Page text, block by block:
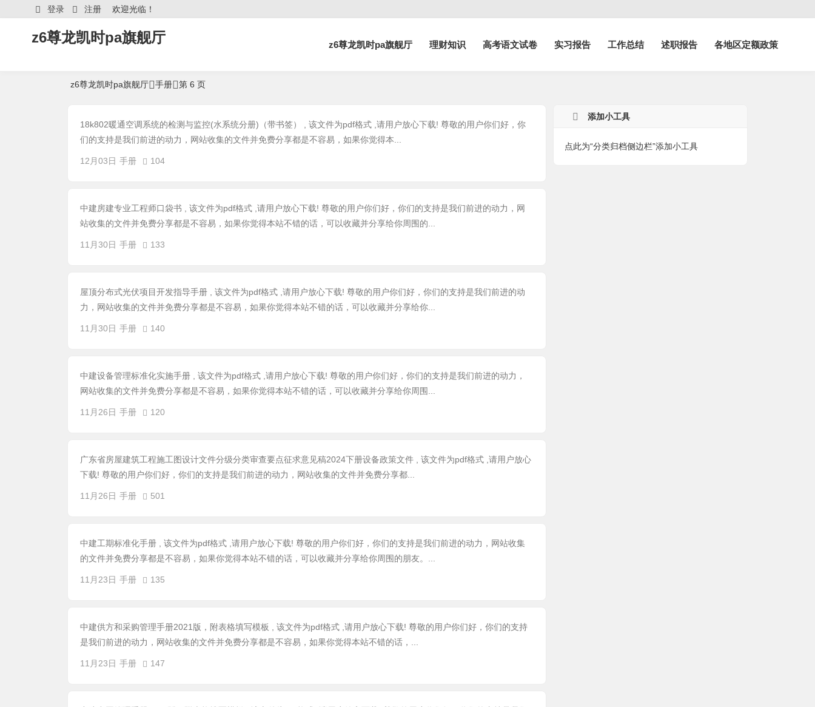
欢迎光临！
登录 注册
z6尊龙凯时pa旗舰厅 z6尊龙凯时pa旗舰厅 理财知识 高考语文试卷 实习报告 工作总结 述职报告 各地区定额政策
z6尊龙凯时pa旗舰厅 手册 第 6 页
18k802暖通空调系统的检测与监控(水系统分册)（带书签） , 该文件为pdf格式 ,请用户放心下载! 尊敬的用户你们好，你
们的支持是我们前进的动力，网站收集的文件并免费分享都是不容易，如果你觉得本...
12月03日 手册 104
中建房建专业工程师口袋书 , 该文件为pdf格式 ,请用户放心下载! 尊敬的用户你们好，你们的支持是我们前进的动力，网
站收集的文件并免费分享都是不容易，如果你觉得本站不错的话，可以收藏并分享给你周围的...
11月30日 手册 133
屋顶分布式光伏项目开发指导手册 , 该文件为pdf格式 ,请用户放心下载! 尊敬的用户你们好，你们的支持是我们前进的动
力，网站收集的文件并免费分享都是不容易，如果你觉得本站不错的话，可以收藏并分享给你...
11月30日 手册 140
中建设备管理标准化实施手册 , 该文件为pdf格式 ,请用户放心下载! 尊敬的用户你们好，你们的支持是我们前进的动力，
网站收集的文件并免费分享都是不容易，如果你觉得本站不错的话，可以收藏并分享给你周围...
11月26日 手册 120
广东省房屋建筑工程施工图设计文件分级分类审查要点征求意见稿2024下册设备政策文件 , 该文件为pdf格式 ,请用户放心
下载! 尊敬的用户你们好，你们的支持是我们前进的动力，网站收集的文件并免费分享都...
11月26日 手册 501
中建工期标准化手册 , 该文件为pdf格式 ,请用户放心下载! 尊敬的用户你们好，你们的支持是我们前进的动力，网站收集
的文件并免费分享都是不容易，如果你觉得本站不错的话，可以收藏并分享给你周围的朋友。...
11月23日 手册 135
中建供方和采购管理手册2021版，附表格填写模板 , 该文件为pdf格式 ,请用户放心下载! 尊敬的用户你们好，你们的支持
是我们前进的动力，网站收集的文件并免费分享都是不容易，如果你觉得本站不错的话，...
11月23日 手册 147
添加小工具
点此为“分类归档侧边栏”添加小工具